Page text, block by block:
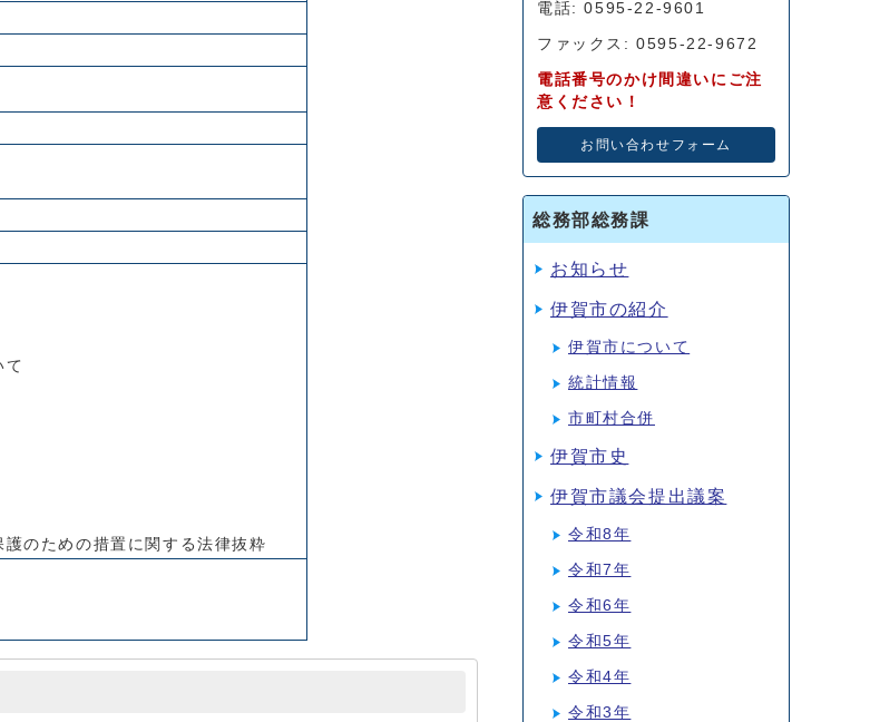
て
のための措置に関する法律抜粋
電話: 0595-22-9601
ファックス: 0595-22-9672
電話番号のかけ間違いにご注
意ください！
お問い合わせフォーム
総務部総務課
お知らせ
伊賀市の紹介
伊賀市について
統計情報
市町村合併
伊賀市史
伊賀市議会提出議案
令和8年
令和7年
令和6年
令和5年
令和4年
令和3年